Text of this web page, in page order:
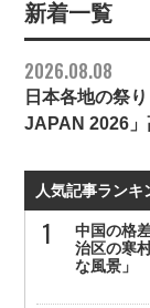
新着一覧
2026.08.08
日本各地の祭
JAPAN 2026」
人気記事ランキ
中国の格
治区の寒
な風景」